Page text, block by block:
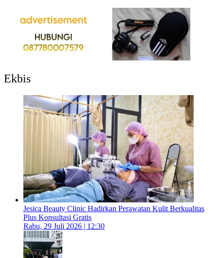
Ekbis
Jesica Beauty Clinic Hadirkan Perawatan Kulit Berkualitas
Plus Konsultasi Gratis
Rabu, 29 Juli 2026 | 12:30